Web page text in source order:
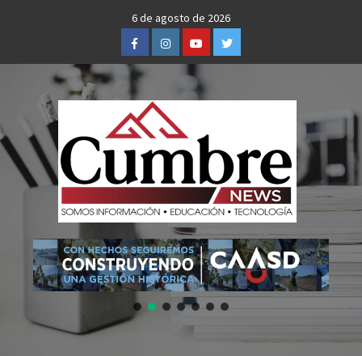
6 de agosto de 2026
FacebookInstagramYoutubeTwitter